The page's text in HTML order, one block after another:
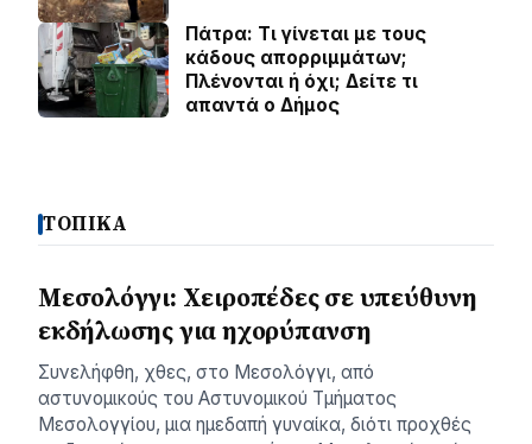
Πάτρα: Τι γίνεται με τους
κάδους απορριμμάτων;
Πλένονται ή όχι; Δείτε τι
απαντά ο Δήμος
ΤΟΠΙΚΑ
Μεσολόγγι: Χειροπέδες σε υπεύθυνη
εκδήλωσης για ηχορύπανση
Συνελήφθη, χθες, στο Μεσολόγγι, από
αστυνομικούς του Αστυνομικού Τμήματος
Μεσολογγίου, μια ημεδαπή γυναίκα, διότι προχθές